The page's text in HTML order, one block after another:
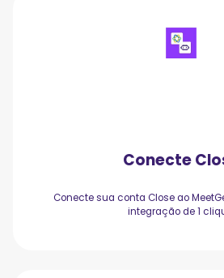
Conecte
Conecte sua conta Close ao
integração de 1